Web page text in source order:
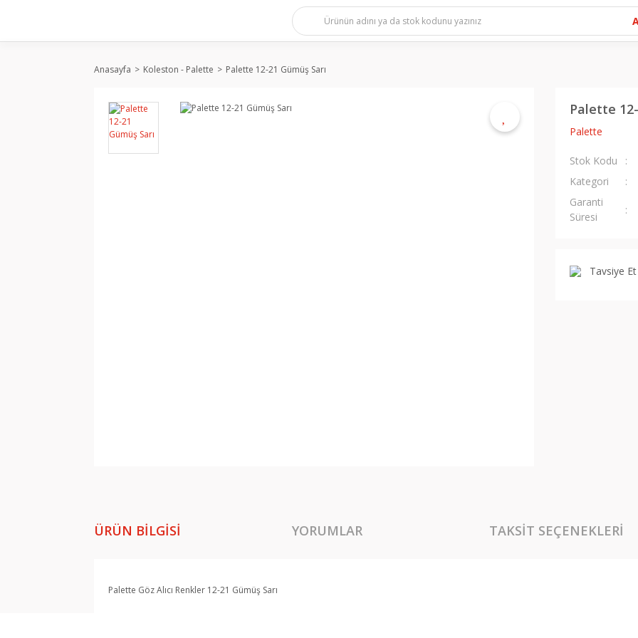
Anasayfa Koleston - Palette Palette 12-21 Gümüş Sarı
Palette
Palette
Stok Kodu
Kategori
Garanti
Süresi
Tavsiye Et
ÜRÜN BILGISI YORUMLAR TAKSIT SEÇENEKLERI
Palette Göz Alıcı Renkler 12-21 Gümüş Sarı